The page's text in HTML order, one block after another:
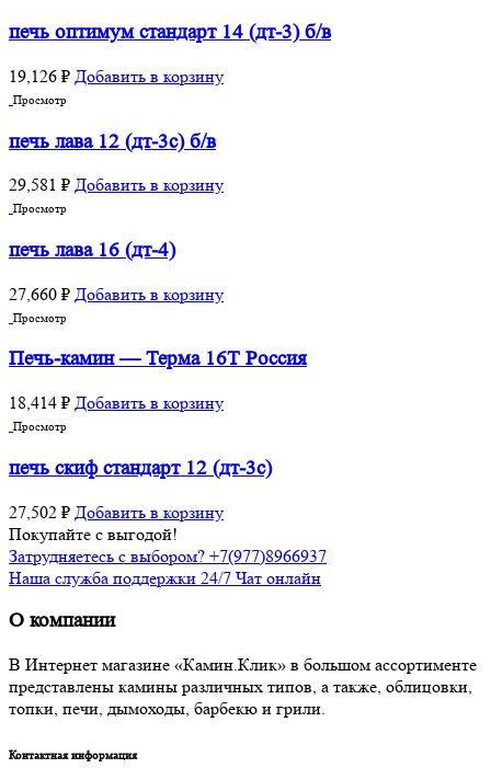
печь оптимум стандарт 14 (дт-3) б/в
19,126 ₽ Добавить в корзину
Просмотр
печь лава 12 (дт-3с) б/в
29,581 ₽ Добавить в корзину
Просмотр
печь лава 16 (дт-4)
27,660 ₽ Добавить в корзину
Просмотр
Печь-камин — Терма 16Т Россия
18,414 ₽ Добавить в корзину
Просмотр
печь скиф стандарт 12 (дт-3с)
27,502 ₽ Добавить в корзину
Покупайте с выгодой!
Затрудняетесь с выбором? +7(977)8966937
Наша служба поддержки 24/7 Чат онлайн
О компании
В Интернет магазине «Камин.Клик» в большом ассортименте
представлены камины различных типов, а также, облицовки,
топки, печи, дымоходы, барбекю и грили.
Контактная информация